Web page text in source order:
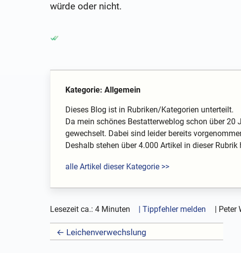
würde oder nicht.
Kategorie: Allgemein
Dieses Blog ist in Rubriken/Kategorien unterteilt.
Da mein schönes Bestatterweblog schon über
gewechselt. Dabei sind leider bereits
Deshalb stehen über 4.000 Artikel in dieser
alle Artikel dieser Kategorie >>
Lesezeit ca.: 4 Minuten | Tippfehler melden Peter
← Leichenverwechslung